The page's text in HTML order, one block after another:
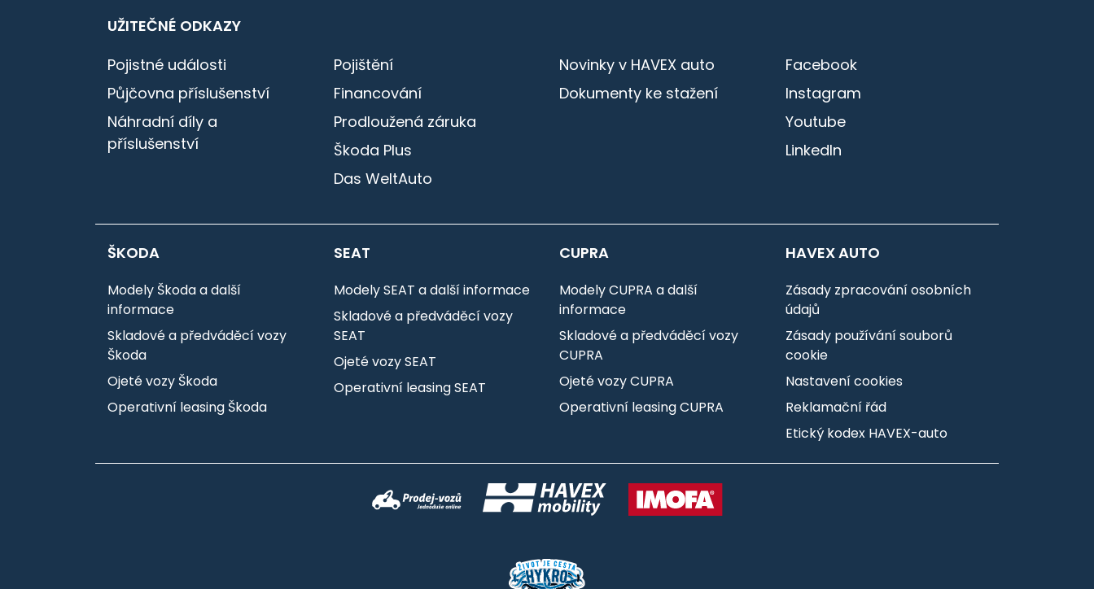
UŽITEČNÉ ODKAZY
Pojistné události
Půjčovna příslušenství
Náhradní díly a
příslušenství
Pojištění
Financování
Prodloužená záruka
Škoda Plus
Das WeltAuto
Novinky v HAVEX auto
Dokumenty ke stažení
Facebook
Instagram
Youtube
LinkedIn
ŠKODA
Modely Škoda a další
informace
Skladové a předváděcí vozy
Škoda
Ojeté vozy Škoda
Operativní leasing Škoda
SEAT
Modely SEAT a další informace
Skladové a předváděcí vozy
SEAT
Ojeté vozy SEAT
Operativní leasing SEAT
CUPRA
Modely CUPRA a další
informace
Skladové a předváděcí vozy
CUPRA
Ojeté vozy CUPRA
Operativní leasing CUPRA
HAVEX AUTO
Zásady zpracování osobních
údajů
Zásady používání souborů
cookie
Nastavení cookies
Reklamační řád
Etický kodex HAVEX-auto